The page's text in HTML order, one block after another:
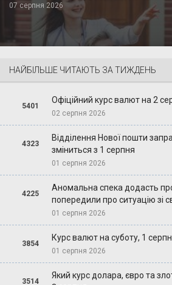
07 серпня 2026
НАЙБІЛЬШЕ ЧИТАЮТЬ ЗА ТИЖДЕНЬ
5401
Офіційний курс валют на 2
02 серпня 2026
4323
Відділення Нової пошти
зміниться з 1 серпня
01 серпня 2026
4225
Аномальна спека додасть
попередили про ситуацію зі
01 серпня 2026
3854
Курс валют на суботу, 1
01 серпня 2026
3514
Який курс долара, євро та